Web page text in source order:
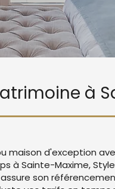
à
maison d'exception
à Sainte-Maxime,
son